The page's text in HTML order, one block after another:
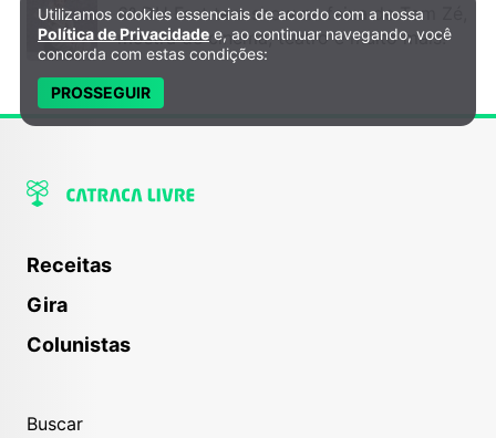
6º DH Fest tem show na faixa de Tom Zé,
mostra de cinema, teatro e muito mais!
Receitas
Gira
Colunistas
Buscar
Política de Privacidade e Cookies
Utilizamos cookies essenciais de acordo com a nossa
Política de Privacidade e, ao continuar navegando, você
concorda com estas condições:
PROSSEGUIR